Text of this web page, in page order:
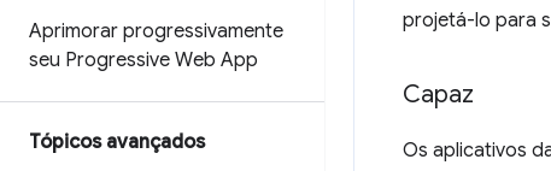
Aprimorar progressivamente
seu Progressive Web App
Tópicos avançados
projetá-lo para
Capaz
Os aplicativos